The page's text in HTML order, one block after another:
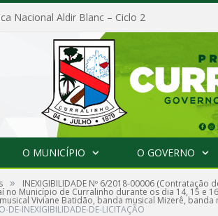
Nacional Aldir Blanc – Ciclo 2
O MUNICÍPIO O GOVERNO
» INEXIGIBILIDADE Nº 6/2018-00006
Município de Curralinho durante os dia 14, 15 e
Viviane Batidão, banda musical Mizerê,
DE-INEXIGIBILIDADE-DE-LICITAÇÃO